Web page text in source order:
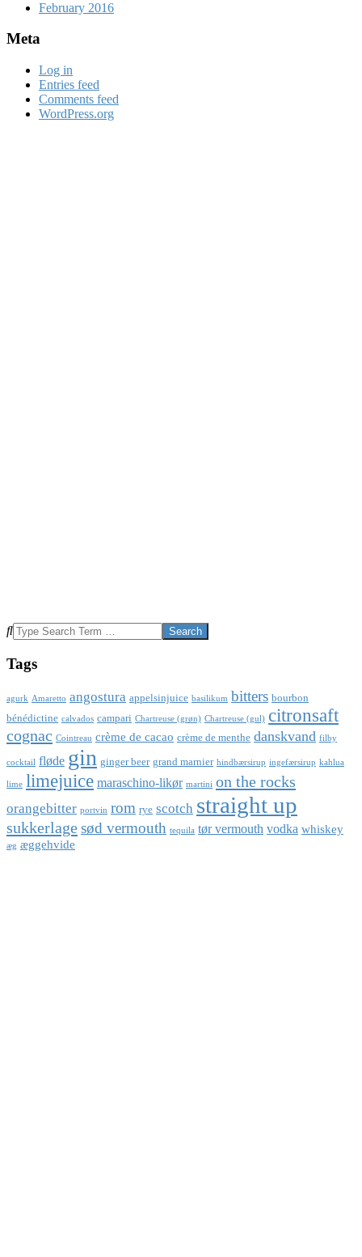
February 2016
Meta
Log in
Entries feed
Comments feed
WordPress.org
Search
Tags
agurk Amaretto angostura appelsinjuice basilikum bitters bourbon
bénédictine calvados campari Chartreuse (grøn) Chartreuse (gul) citronsaft
cognac Cointreau crème de cacao crème de menthe danskvand filby
cocktail fløde gin ginger beer grand marnier hindbærsirup ingefærsirup kahlua
lime limejuice maraschino-likør martini on the rocks
orangebitter portvin rom rye scotch straight up
sukkerlagesød vermouth tequila tør vermouth vodka whiskey
æg æggehvide